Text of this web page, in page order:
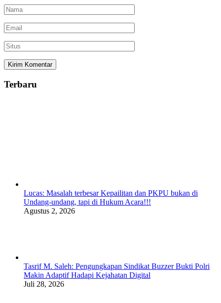
Terbaru
Lucas: Masalah terbesar Kepailitan dan PKPU bukan di
Undang-undang, tapi di Hukum Acara!!!
Agustus 2, 2026
Tasrif M. Saleh: Pengungkapan Sindikat Buzzer Bukti Polri
Makin Adaptif Hadapi Kejahatan Digital
Juli 28, 2026